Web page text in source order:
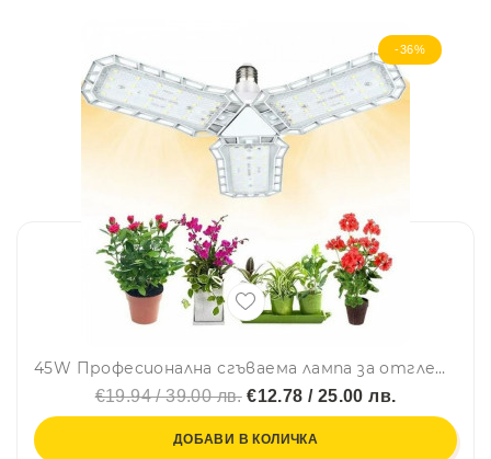
-36%
45W Професионална сгъваема лампа за отглеждане на растения🌵
€19.94 / 39.00 лв.€12.78 / 25.00 лв.
ДОБАВИ В КОЛИЧКА